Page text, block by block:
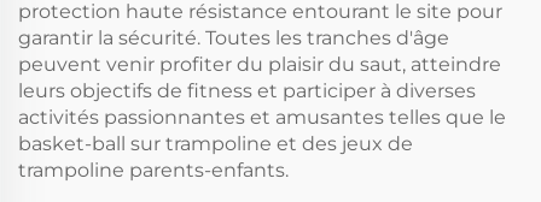
protection haute résistance entourant le site pour
garantir la sécurité. Toutes les tranches d'âge
peuvent venir profiter du plaisir du saut, atteindre
leurs objectifs de fitness et participer à diverses
activités passionnantes et amusantes telles que le
basket-ball sur trampoline et des jeux de
trampoline parents-enfants.